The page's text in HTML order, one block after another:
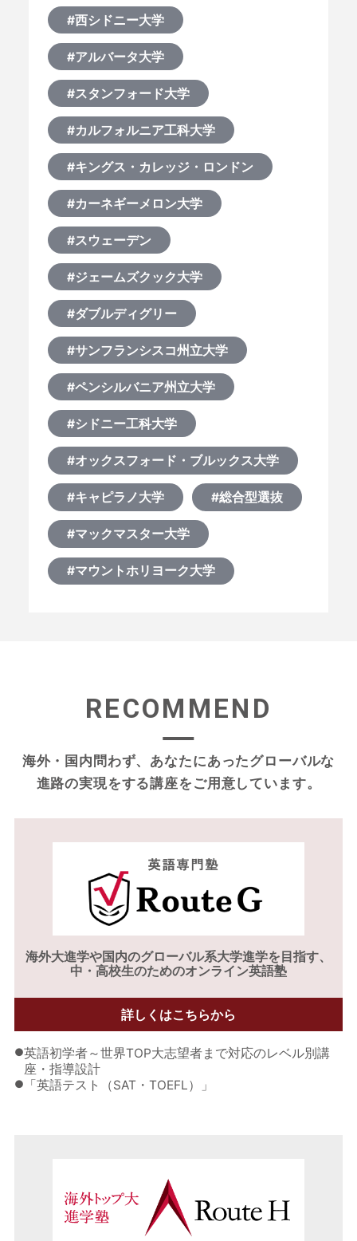
#西シドニー大学
#アルバータ大学
#スタンフォード大学
#カルフォルニア工科大学
#キングス・カレッジ・ロンドン
#カーネギーメロン大学
#スウェーデン
#ジェームズクック大学
#ダブルディグリー
#サンフランシスコ州立大学
#ペンシルバニア州立大学
#シドニー工科大学
#オックスフォード・ブルックス大学
#キャピラノ大学 #総合型選抜
#マックマスター大学
#マウントホリヨーク大学
RECOMMEND
海外・国内問わず、あなたにあったグローバルな
進路の実現をする講座をご用意しています。
海外大進学や国内のグローバル系大学進学を目指す、
中・高校生のためのオンライン英語塾
詳しくはこちらから
●英語初学者～世界TOP大志望者まで対応のレベル別講
座・指導設計
● 「英語テスト（SAT・TOEFL）」